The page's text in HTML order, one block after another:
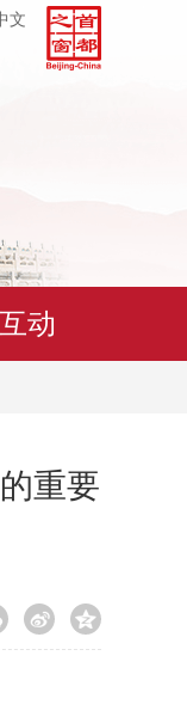
文
动
重要